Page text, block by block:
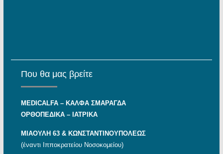
Που θα μας βρείτε
MEDICALFA – KAΛΦΑ ΣΜΑΡΑΓΔΑ
ΟΡΘΟΠΕΔΙΚΑ – ΙΑΤΡΙΚΑ
ΜΙΑΟΥΛΗ 63 & ΚΩΝΣΤΑΝΤΙΝΟΥΠΟΛΕΩΣ
(έναντι Ιπποκρατείου Νοσοκομείου)